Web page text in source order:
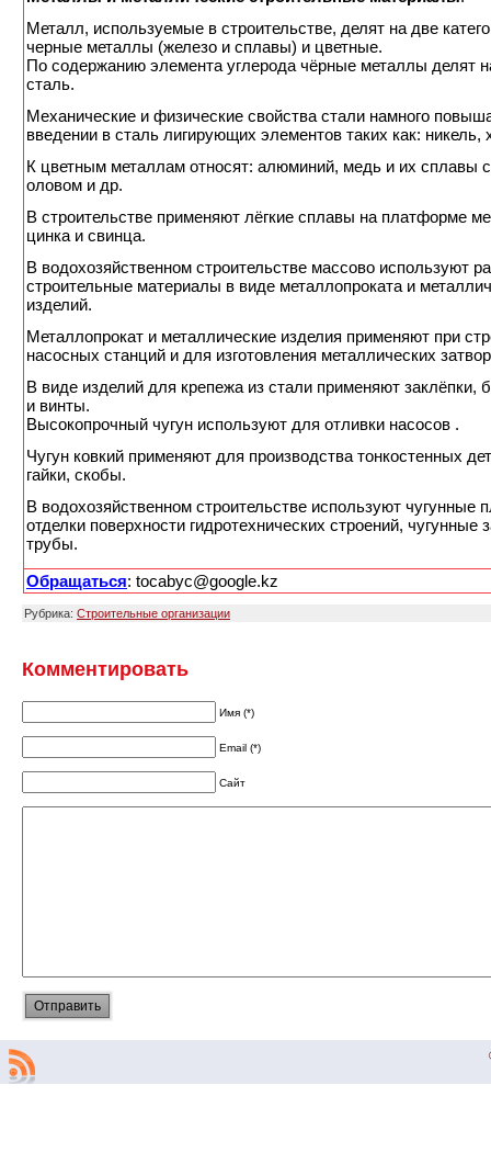
Металл, используемые в строительстве, делят на две
черные металлы (железо и сплавы) и цветные.
По содержанию элемента углерода чёрные металлы делят
сталь.
Механические и физические свойства стали намного
введении в сталь лигирующих элементов таких как: никель,
К цветным металлам относят: алюминий, медь и их сплавы
оловом и др.
В строительстве применяют лёгкие сплавы на платформе
цинка и свинца.
В водохозяйственном строительстве массово используют
строительные материалы в виде металлопроката и
изделий.
Металлопрокат и металлические изделия применяют при
насосных станций и для изготовления металлических
В виде изделий для крепежа из стали применяют заклёпки,
и винты.
Высокопрочный чугун используют для отливки насосов .
Чугун ковкий применяют для производства тонкостенных
гайки, скобы.
В водохозяйственном строительстве используют чугунные
отделки поверхности гидротехнических строений, чугунные
трубы.
Обращаться: tocabyc@google.kz
Рубрика: Строительные организации
Комментировать
Имя (*)
Email (*)
Сайт